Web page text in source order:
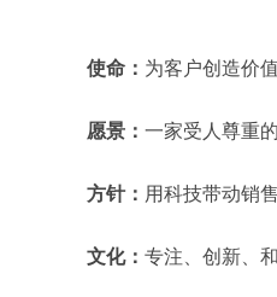
使命： 为客户创造价
愿景： 一家受人尊重
方针： 用科技带动销售
文化： 专注、创新、